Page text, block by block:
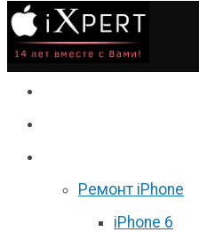
Ремонт iPhone
iPhone 6